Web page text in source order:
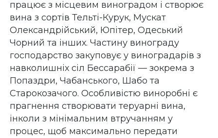
працює з місцевим виноградом і створює
вина з сортів Тельті-Курук, Мускат
Олександрійський, Юпітер, Одеський
Чорний та інших. Частину винограду
господарство закуповує у виноградарів з
навколишніх сіл Бессарабії — зокрема з
Попаздри, Чабанського, Шабо та
Старокозачого. Особливістю виноробні є
прагнення створювати теруарні вина,
інколи з мінімальним втручанням у
процес, щоб максимально передати